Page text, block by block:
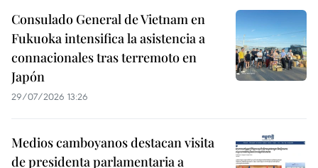
Consulado General de Vietnam en
Fukuoka intensifica la asistencia a
connacionales tras terremoto en
Japón
29/07/2026 13:26
Medios camboyanos destacan visita
de presidenta parlamentaria a